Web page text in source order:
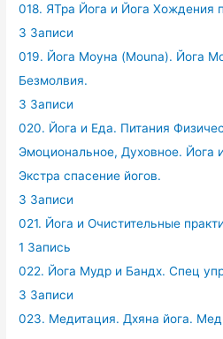
018. ЯТра Йога и Йога Хождения
3 Записи
019. Йога Моуна (Mouna). Йога
Безмолвия.
3 Записи
020. Йога и Еда. Питания
Эмоциональное, Духовное. Йога
Экстра спасение йогов.
3 Записи
021. Йога и Очистительные
1 Запись
022. Йога Мудр и Бандх. Спец
3 Записи
023. Медитация. Дхяна йога.